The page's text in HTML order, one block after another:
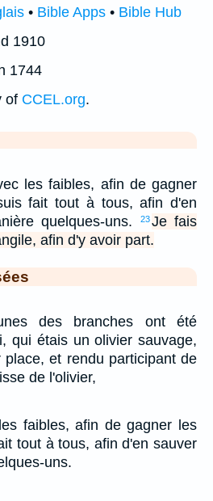
• Bible Apps • Bible Hub
1910
1744
of CCEL.org.
les faibles, afin de gagner
fait tout à tous, afin d'en
quelques-uns.
23Je fais
afin d'y avoir part.
des branches ont été
qui étais un olivier sauvage,
et rendu participant de
de l'olivier,
faibles, afin de gagner les
tout à tous, afin d'en sauver
uns.